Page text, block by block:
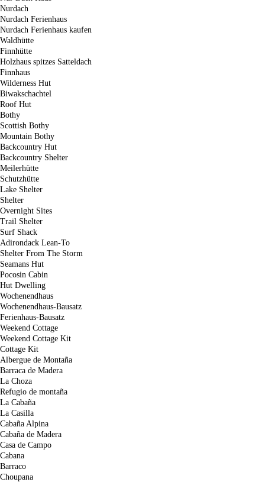
Nurdach
Nurdach Ferienhaus
Nurdach Ferienhaus kaufen
Waldhütte
Finnhütte
Holzhaus spitzes Satteldach
Finnhaus
Wilderness Hut
Biwakschachtel
Roof Hut
Bothy
Scottish Bothy
Mountain Bothy
Backcountry Hut
Backcountry Shelter
Meilerhütte
Schutzhütte
Lake Shelter
Shelter
Overnight Sites
Trail Shelter
Surf Shack
Adirondack Lean-To
Shelter From The Storm
Seamans Hut
Pocosin Cabin
Hut Dwelling
Wochenendhaus
Wochenendhaus-Bausatz
Ferienhaus-Bausatz
Weekend Cottage
Weekend Cottage Kit
Cottage Kit
Albergue de Montaña
Barraca de Madera
La Choza
Refugio de montaña
La Cabaña
La Casilla
Cabaña Alpina
Cabaña de Madera
Casa de Campo
Cabana
Barraco
Choupana